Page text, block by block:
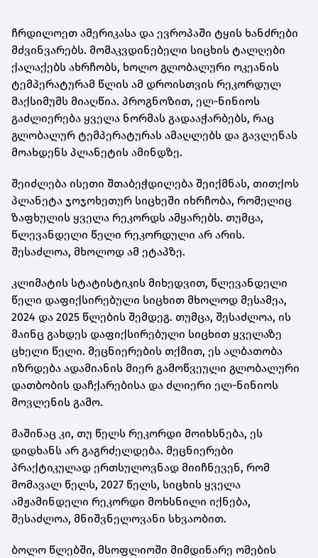
ჩრდილოეთ ამერიკასა და ევროპაში ტყის ხანძრები
მძვინვარებს. მომაკვდინებელი სიცხის ტალღები
ქალაქებს ახრჩობს, ხოლო გლობალური ოკეანის
ტემპერატურამ წლის ამ დროისთვის რეკორდულ
მაქსიმუმს მიაღწია. პროგნოზით, ელ-ნინიოს
გაძლიერება ყველა ნორმას გადააჭარბებს, რაც
გლობალურ ტემპერატურას ამაღლებს და გავლენას
მოახდენს პლანეტის ამინდზე.
შეიძლება ისეთი შთაბეჭდილება შეიქმნას, თითქოს
პლანეტა ჯოჯოხეთურ სიცხეში იხრჩობა, რომელიც
ზაფხულის ყველა რეკორდს ამყარებს. თუმცა,
წლევანდელი წელი რეკორდული არ არის.
შესაძლოა, მხოლოდ ამ ეტაპზე.
კლიმატის სტატისტიკის მიხედვით, წლევანდელი
წელი დაფიქსირებული სიცხით მხოლოდ მესამეა,
2024 და 2025 წლების შემდეგ. თუმცა, შესაძლოა, ის
მაინც გახდეს დაფიქსირებული სიცხით ყველაზე
ცხელი წელი. მეცნიერების თქმით, ეს ალბათობა
იზრდება ადამიანის მიერ გამოწვეული გლობალური
დათბობის დაჩქარებისა და ძლიერი ელ-ნინიოს
მოვლენის გამო.
მაშინაც კი, თუ წელს რეკორდი მოიხსნება, ეს
დიდხანს არ გაგრძელდება. მეცნიერები
პრაქტიკულად ერთსულოვნად მიიჩნევენ, რომ
მომავალ წელს, 2027 წელს, სიცხის ყველა
ამჟამინდელი რეკორდი მოხსნილი იქნება,
შესაძლოა, მნიშვნელოვანი სხვაობით.
ბოლო წლებში, მსოფლიოში მიმდინარე ომების